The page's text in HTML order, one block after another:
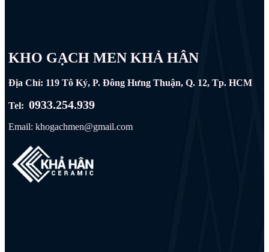
KHO GẠCH MEN KHẢ HÂN
Địa Chỉ: 119 Tô Ký, P. Đông Hưng Thuận, Q. 12, Tp. HCM
Tel:0933.254.939
Email: khogachmen@gmail.com